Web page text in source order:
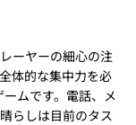
ーヤーの細心の注
体的な集中力を必
ムです。電話、メ
らしは目前のタス